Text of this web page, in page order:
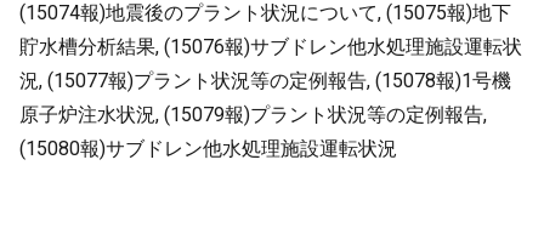
(15074報)地震後のプラント状況について, (15075報)地下
貯水槽分析結果, (15076報)サブドレン他水処理施設運転状
況, (15077報)プラント状況等の定例報告, (15078報)1号機
原子炉注水状況, (15079報)プラント状況等の定例報告,
(15080報)サブドレン他水処理施設運転状況